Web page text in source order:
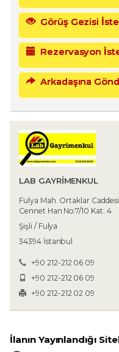
Görüş Gezisi
Rezervasyon
Arkadaşına
LAB GAYRİMENKUL
Fulya Mah. Ortaklar
Cennet Han No:7/10 Kat: 4
Şişli / Fulya
34394 İstanbul
+90 212-212 06 09
+90 212-212 06 09
+90 212-212 02 09
İlanın Yayınlandığı